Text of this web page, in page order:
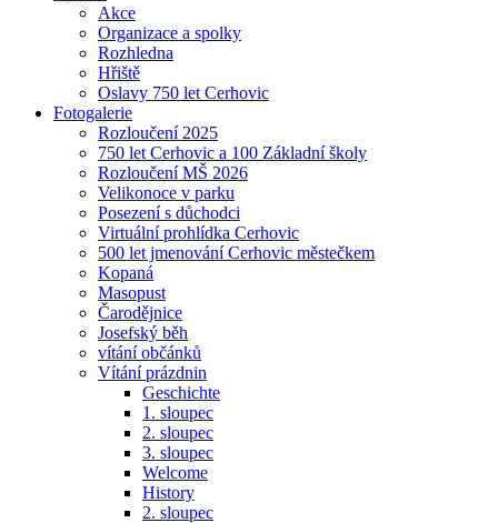
Akce
Organizace a spolky
Rozhledna
Hřiště
Oslavy 750 let Cerhovic
Fotogalerie
Rozloučení 2025
750 let Cerhovic a 100 Základní školy
Rozloučení MŠ 2026
Velikonoce v parku
Posezení s důchodci
Virtuální prohlídka Cerhovic
500 let jmenování Cerhovic městečkem
Kopaná
Masopust
Čarodějnice
Josefský běh
vítání občánků
Vítání prázdnin
Geschichte
1. sloupec
2. sloupec
3. sloupec
Welcome
History
2. sloupec